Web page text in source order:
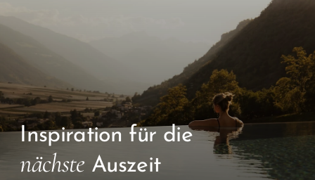
Inspiration für die
nächste Auszeit